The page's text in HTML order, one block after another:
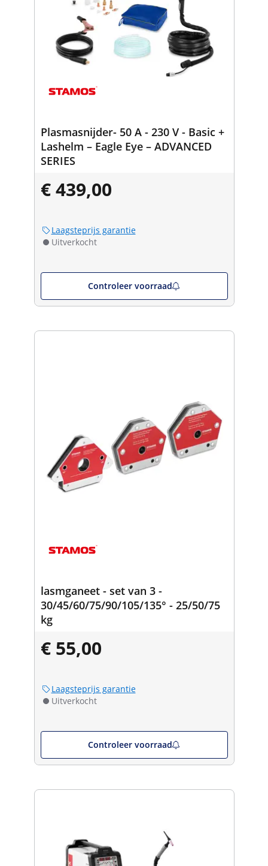
Plasmasnijder- 50 A - 230 V - Basic +
Lashelm – Eagle Eye – ADVANCED
SERIES
€ 439,00
Laagsteprijs garantie
Uitverkocht
Controleer voorraad
lasmganeet - set van 3 -
30/45/60/75/90/105/135° - 25/50/75
kg
€ 55,00
Laagsteprijs garantie
Uitverkocht
Controleer voorraad